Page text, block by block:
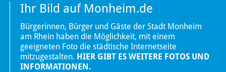
Ihr Bild auf Monheim.de
Bürgerinnen, Bürger und Gäste der Stadt Monheim
am Rhein haben die Möglichkeit, mit einem
geeigneten Foto die städtische Internetseite
mitzugestalten. HIER GIBT ES WEITERE FOTOS UND
INFORMATIONEN.